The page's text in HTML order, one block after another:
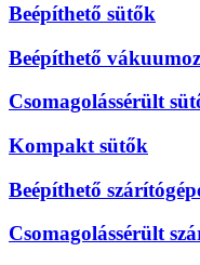
Beépíthető sütők
Beépíthető
Csomagolássérült
Kompakt sütők
Beépíthető
Csomagolássérült